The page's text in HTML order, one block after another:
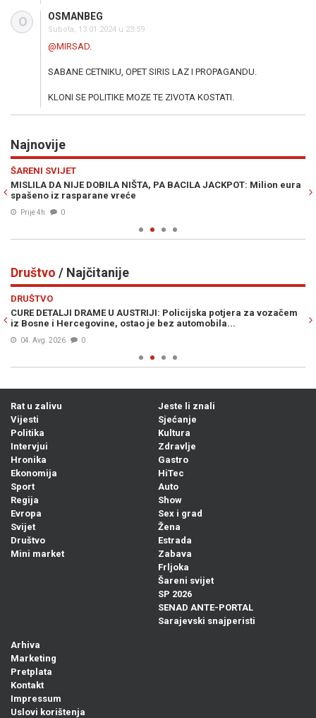
O OSMANBEG
Subota, 13.01.2024 u 23:59
@MIRSAD.
SABANE CETNIKU, OPET SIRIS LAZ I PROPAGANDU.
KLONI SE POLITIKE MOZE TE ZIVOTA KOSTATI.
Najnovije
ŠARENI SVIJET
MISLILA DA NIJE DOBILA NIŠTA, PA BACILA JACKPOT: Milion eura
spašeno iz rasparane vreće
Prije 4h 0
Previous
Društvo / Najčitanije
DRUŠTVO
CURE DETALJI DRAME U AUSTRIJI: Policijska potjera za vozačem
iz Bosne i Hercegovine, ostao je bez automobila...
04. Avg. 2026 0
Previous
Rat u zalivu
Vijesti
Politika
Intervjui
Hronika
Ekonomija
Sport
Regija
Evropa
Svijet
Društvo
Mini market
Jeste li znali
Sjećanje
Kultura
Zdravlje
Gastro
HiTec
Auto
Show
Sex i grad
Žena
Estrada
Zabava
Frljoka
Šareni svijet
SP 2026
SENAD ANTE-PORTAL
Sarajevski snajperisti
Arhiva
Marketing
Pretplata
Kontakt
Impressum
Uslovi korištenja